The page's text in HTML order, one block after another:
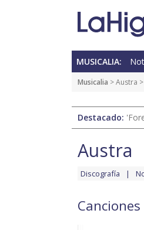
MUSICALIA:
Musicalia >Austra
Destacado:
Austra
Discografía